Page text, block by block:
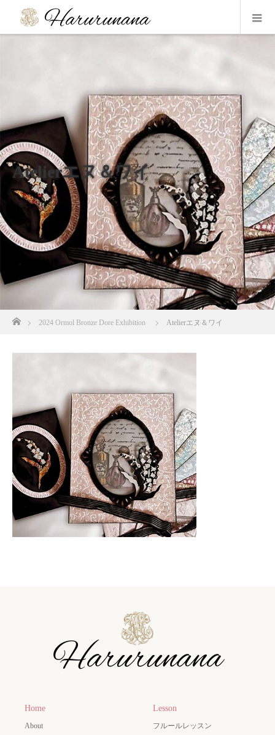
Atelierエヌ＆ワイ
ホーム
2024 Ormol Bronze Dore Exhibition Atelierエヌ＆ワイ
Home
About
Lesson
フルールレッスン